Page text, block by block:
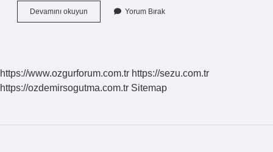
Devamını okuyun
Kiri
Yorum Bırak
https://www.ozgurforum.com.tr https://sezu.com.tr
https://ozdemirsogutma.com.tr Sitemap